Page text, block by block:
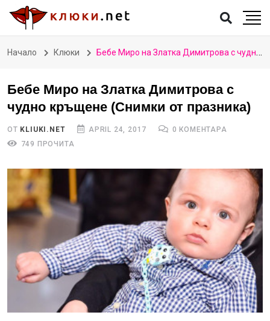
Начало Клюки Бебе Миро на Златка Димитрова с чудно кръщене (Снимки от празника)
Бебе Миро на Златка Димитрова с
чудно кръщене (Снимки от празника)
ОТ KLIUKI.NET APRIL 24, 2017
0 КОМЕНТАРА
749 ПРОЧИТА